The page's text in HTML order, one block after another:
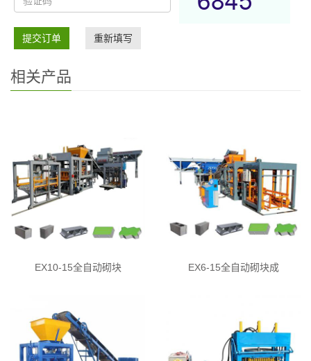
提交订单 重新填写
相关产品
EX10-15全自动砌块 EX6-15全自动砌块成